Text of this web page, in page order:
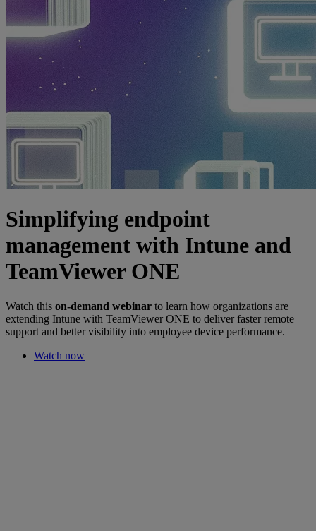
Simplifying endpoint
management with Intune and
TeamViewer ONE
Watch this on-demand webinar to learn how organizations are
extending Intune with TeamViewer ONE to deliver faster remote
support and better visibility into employee device performance.
Watch now